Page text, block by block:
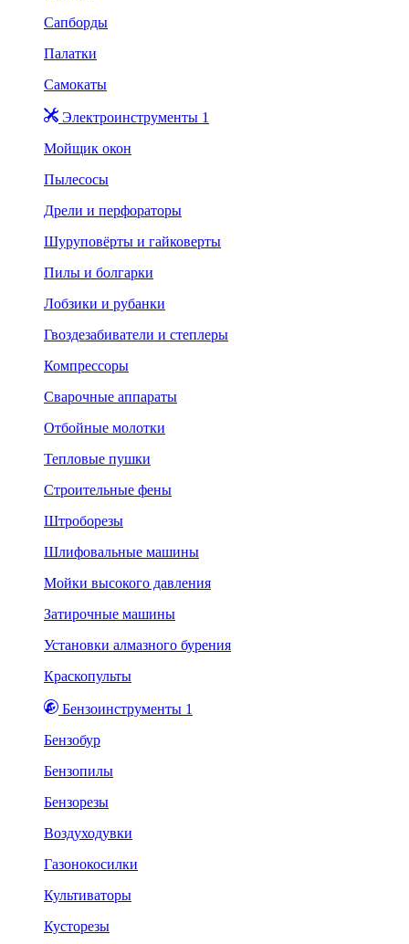
Сапборды
Палатки
Самокаты
Электроинструменты 1
Мойщик окон
Пылесосы
Дрели и перфораторы
Шуруповёрты и гайковерты
Пилы и болгарки
Лобзики и рубанки
Гвоздезабиватели и степлеры
Компрессоры
Сварочные аппараты
Отбойные молотки
Тепловые пушки
Строительные фены
Штроборезы
Шлифовальные машины
Мойки высокого давления
Затирочные машины
Установки алмазного бурения
Краскопульты
Бензоинструменты 1
Бензобур
Бензопилы
Бензорезы
Воздуходувки
Газонокосилки
Культиваторы
Кусторезы